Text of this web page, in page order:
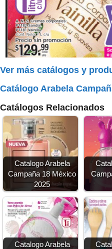
Ver más catálogos y
Catálogo Arabela
Catálogos Relacionados
Catalogo Arabela
Campaña 18 México
2025
Catalogo Arabela